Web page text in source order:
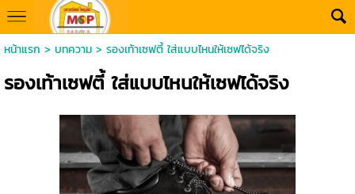
หน้าแรก > บทความ> รองเท้าเซฟตี้ ใส่แบบไหนให้เซฟได้จริง
รองเท้าเซฟตี้ ใส่แบบไหนให้เซฟได้จริง